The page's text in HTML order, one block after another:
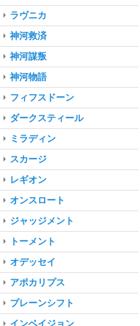
ラヴニカ
神河救済
神河謀叛
神河物語
フィフスドーン
ダークスティール
ミラディン
スカージ
レギオン
オンスロート
ジャッジメント
トーメント
オデッセイ
アポカリプス
プレーンシフト
インベイジョン